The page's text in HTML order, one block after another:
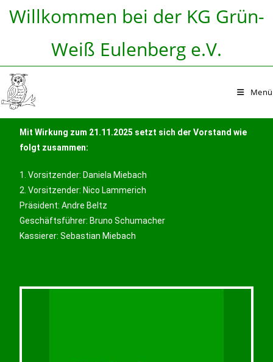
Willkommen bei der KG Grün-
Weiß Eulenberg e.V.
Menü
Mit Wirkung zum 21.11.2025 setzt sich der Vorstand wie
folgt zusammen:
1. Vorsitzender: Daniela Miebach
2. Vorsitzender: Nico Lammerich
Präsident: Andre Beltz
Geschäftsführer: Bruno Schumacher
Kassierer: Sebastian Miebach